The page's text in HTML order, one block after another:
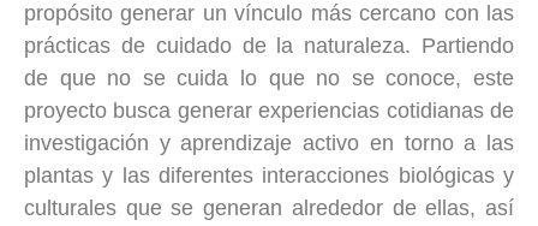
propósito generar un vínculo más cercano con las
prácticas de cuidado de la naturaleza. Partiendo
de que no se cuida lo que no se conoce, este
proyecto busca generar experiencias cotidianas de
investigación y aprendizaje activo en torno a las
plantas y las diferentes interacciones biológicas y
culturales que se generan alrededor de ellas, así